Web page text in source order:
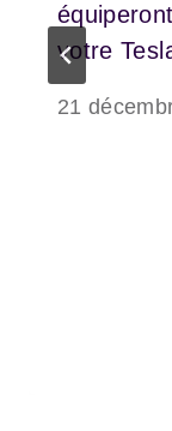
équiperont
votre
21